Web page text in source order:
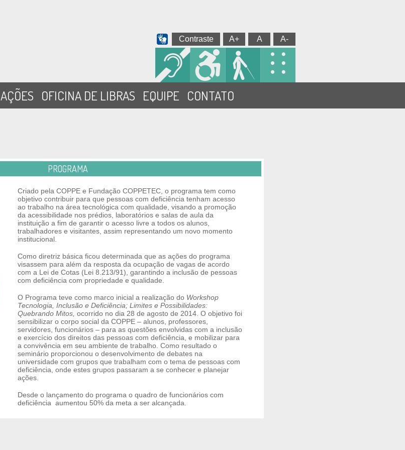
Contraste A+ A A-
AÇÕES OFICINA DE LIBRAS EQUIPE CONTATO
PROGRAMA
Criado pela COPPE e Fundação COPPETEC, o programa tem como
objetivo contribuir para que pessoas com deficiência tenham acesso
ao trabalho na área tecnológica com qualidade, visando a promoção
da acessibilidade nos prédios, laboratórios e salas de aula da
instituição a fim de garantir o acesso livre a todos os alunos,
trabalhadores e visitantes, assim representando um novo momento
institucional.
Como diretriz básica ficou determinada que as ações do programa
visassem para além da resposta da ocupação de vagas de acordo
com a Lei de Cotas (Lei 8.213/91), garantindo a inclusão de pessoas
com deficiência com propriedade e qualidade.
O Programa teve como marco inicial a realização do Workshop
Tecnologia, Inclusão e Deficiência; Limites e Possibilidades:
Quebrando Mitos, ocorrido no dia 28 de agosto de 2014. O objetivo foi
sensibilizar o corpo social da COPPE – alunos, professores,
servidores, funcionários – para as questões envolvidas com a inclusão
e exercício dos direitos das pessoas com deficiência, e mobilizar para
a convivência em seu ambiente de trabalho. Como resultado o
seminário proporcionou o desenvolvimento de debates na
universidade com grupos que trabalham com o tema de pessoas com
deficiência, onde estes grupos passaram a se conhecer e planejar
ações.
Desde o lançamento do programa o quadro de funcionários com
deficiência aumentou 50% da meta a ser alcançada.